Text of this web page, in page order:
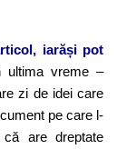
iarăși pot
vreme –
zi de idei care
pe care l-
are dreptate